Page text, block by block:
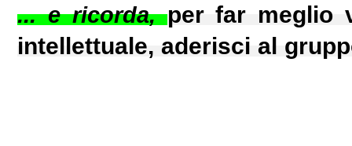
... e ricorda,per far meglio
intellettuale, aderisci al